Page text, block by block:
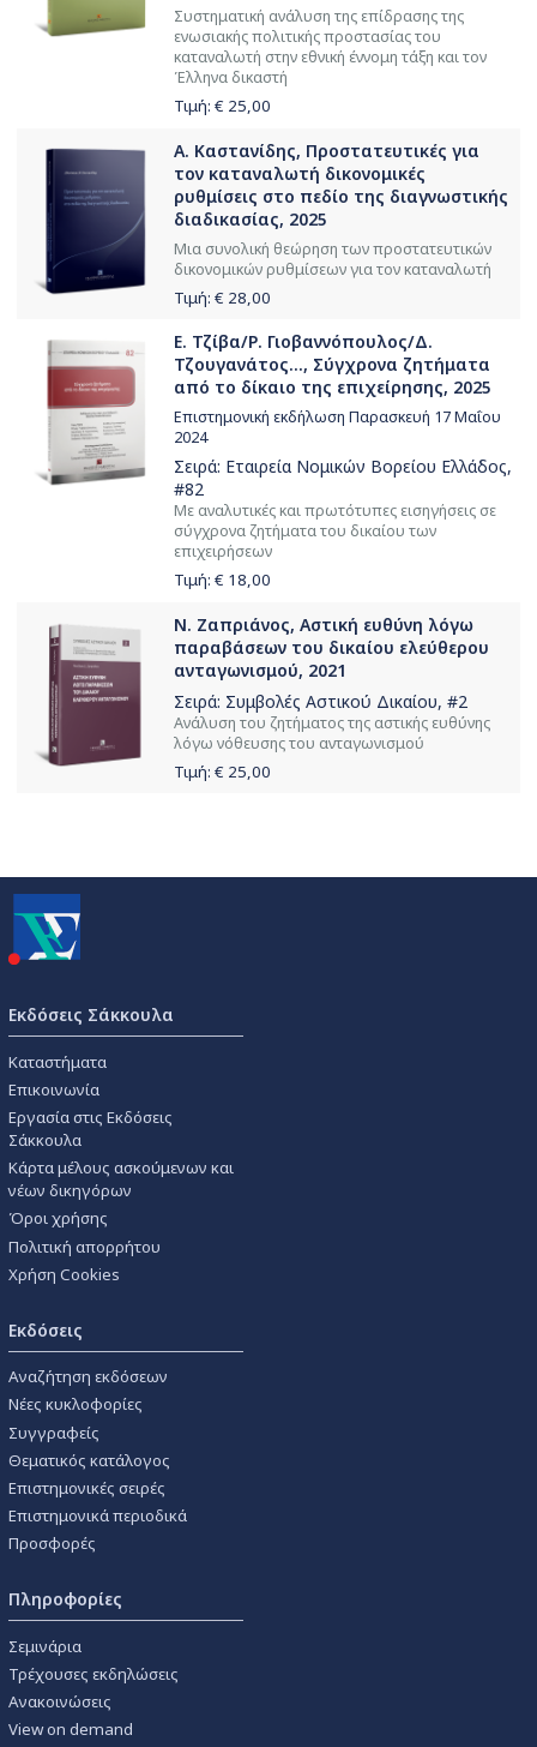
Συστηματική ανάλυση της επίδρασης της
ενωσιακής πολιτικής προστασίας του
καταναλωτή στην εθνική έννομη τάξη και τον
Έλληνα δικαστή
Τιμή: € 25,00
Α. Καστανίδης, Προστατευτικές για
τον καταναλωτή δικονομικές
ρυθμίσεις στο πεδίο της διαγνωστικής
διαδικασίας, 2025
Μια συνολική θεώρηση των προστατευτικών
δικονομικών ρυθμίσεων για τον καταναλωτή
Τιμή: € 28,00
Ε. Τζίβα/Ρ. Γιοβαννόπουλος/Δ.
Τζουγανάτος..., Σύγχρονα ζητήματα
από το δίκαιο της επιχείρησης, 2025
Επιστημονική εκδήλωση Παρασκευή 17 Μαΐου
2024
Σειρά: Εταιρεία Νομικών Βορείου Ελλάδος,
#82
Με αναλυτικές και πρωτότυπες εισηγήσεις σε
σύγχρονα ζητήματα του δικαίου των
επιχειρήσεων
Τιμή: € 18,00
Ν. Ζαπριάνος, Αστική ευθύνη λόγω
παραβάσεων του δικαίου ελεύθερου
ανταγωνισμού, 2021
Σειρά: Συμβολές Αστικού Δικαίου, #2
Ανάλυση του ζητήματος της αστικής ευθύνης
λόγω νόθευσης του ανταγωνισμού
Τιμή: € 25,00
Εκδόσεις Σάκκουλα
Καταστήματα
Επικοινωνία
Εργασία στις Εκδόσεις
Σάκκουλα
Κάρτα μέλους ασκούμενων και
νέων δικηγόρων
Όροι χρήσης
Πολιτική απορρήτου
Χρήση Cookies
Εκδόσεις
Αναζήτηση εκδόσεων
Νέες κυκλοφορίες
Συγγραφείς
Θεματικός κατάλογος
Επιστημονικές σειρές
Επιστημονικά περιοδικά
Προσφορές
Πληροφορίες
Σεμινάρια
Τρέχουσες εκδηλώσεις
Ανακοινώσεις
View on demand